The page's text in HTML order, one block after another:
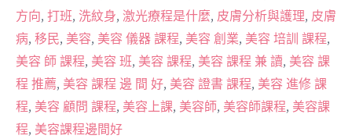
方向, 打班, 洗紋身, 激光療程是什麼, 皮膚分析與護理, 皮膚
病, 移民, 美容, 美容 儀器 課程, 美容 創業, 美容 培訓 課程,
美容 師 課程, 美容 班, 美容 課程, 美容 課程 兼 讀, 美容 課
程 推薦, 美容 課程 邊 間 好, 美容 證書 課程, 美容 進修 課
程, 美容 顧問 課程, 美容上課, 美容師, 美容師課程, 美容課
程, 美容課程邊間好